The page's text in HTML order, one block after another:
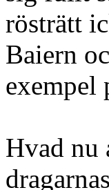
rösträtt
Baiern
exempel
Hvad nu